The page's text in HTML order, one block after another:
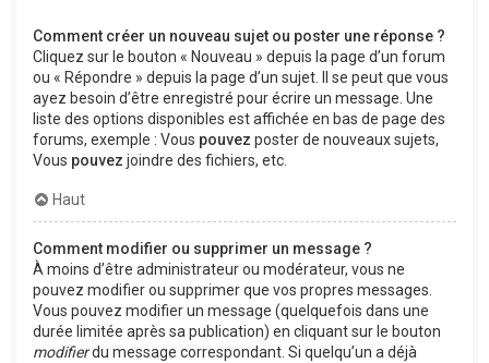
Comment créer un nouveau sujet ou poster une réponse ?
Cliquez sur le bouton « Nouveau » depuis la page d’un forum
ou « Répondre » depuis la page d’un sujet. Il se peut que vous
ayez besoin d’être enregistré pour écrire un message. Une
liste des options disponibles est affichée en bas de page des
forums, exemple : Vous pouvez poster de nouveaux sujets,
Vous pouvez joindre des fichiers, etc.
Haut
Comment modifier ou supprimer un message ?
À moins d’être administrateur ou modérateur, vous ne
pouvez modifier ou supprimer que vos propres messages.
Vous pouvez modifier un message (quelquefois dans une
durée limitée après sa publication) en cliquant sur le bouton
modifierdu message correspondant. Si quelqu’un a déjà